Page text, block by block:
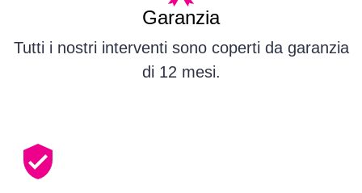
Garanzia
Tutti i nostri interventi sono coperti da garanzia
di 12 mesi.